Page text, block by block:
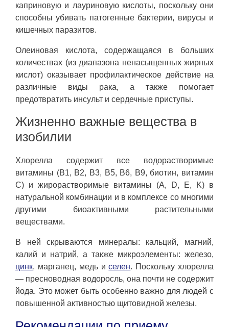
каприновую и лауриновую кислоты, поскольку они
способны убивать патогенные бактерии, вирусы и
кишечных паразитов.
Олеиновая кислота, содержащаяся в больших
количествах (из диапазона ненасыщенных жирных
кислот) оказывает профилактическое действие на
различные виды рака, а также помогает
предотвратить инсульт и сердечные приступы.
Жизненно важные вещества в
изобилии
Хлорелла содержит все водорастворимые
витамины (B1, B2, B3, B5, B6, B9, биотин, витамин
C) и жирорастворимые витамины (A, D, E, K) в
натуральной комбинации и в комплексе со многими
другими биоактивными растительными
веществами.
В ней скрываются минералы: кальций, магний,
калий и натрий, а также микроэлементы: железо,
цинк, марганец, медь иселен. Поскольку хлорелла
— пресноводная водоросль, она почти не содержит
йода. Это может быть особенно важно для людей с
повышенной активностью щитовидной железы.